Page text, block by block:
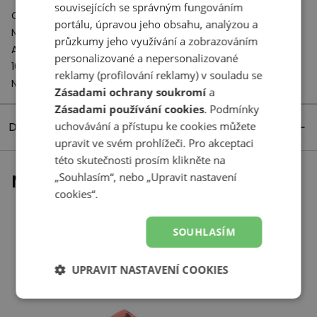
Odpovědný subjekt:
New Balance Europe BV
A-Factorij, Pilotenstraat 35 – 45
1059 CH Amsterdam
Netherlands
Detaily produktu
Naposledy prohlížené
souvisejících se správným fungováním
portálu, úpravou jeho obsahu, analýzou a
průzkumy jeho využívání a zobrazováním
personalizované a nepersonalizované
reklamy (profilování reklamy) v souladu se
Zásadami ochrany soukromía
Zásadami používání cookies. Podmínky
uchovávání a přístupu ke cookies můžete
upravit ve svém prohlížeči. Pro akceptaci
této skutečnosti prosím klikněte na
„Souhlasím“, nebo „Upravit nastavení
cookies“.
SOUHLASÍM
UPRAVIT NASTAVENÍ COOKIES